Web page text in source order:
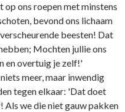
op ons roepen met minstens
bevond ons lichaam
beesten! Dat
Mochten jullie ons
en overtuig je zelf!'
meer, maar inwendig
tegen elkaar: 'Dat doet
Als we die niet gauw pakken